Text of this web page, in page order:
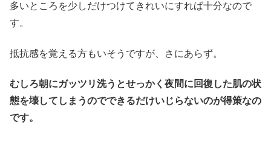
多いところを少しだけつけてきれいにすれば十分なので
す。
抵抗感を覚える方もいそうですが、さにあらず。
むしろ朝にガッツリ洗うとせっかく夜間に回復した肌の状
態を壊してしまうのでできるだけいじらないのが得策なの
です。